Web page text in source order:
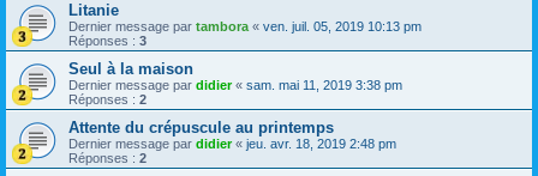
Litanie
Dernier message par tambora « ven. juil. 05, 2019 10:13 pm
Réponses : 3
Seul à la maison
Dernier message par didier« sam. mai 11, 2019 3:38 pm
Réponses : 2
Attente du crépuscule au printemps
Dernier message par didier« jeu. avr. 18, 2019 2:48 pm
Réponses : 2